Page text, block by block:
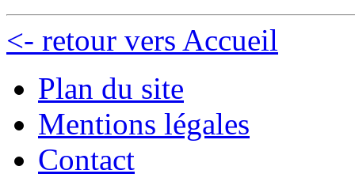
<- retour vers Accueil
Plan du site
Mentions légales
Contact